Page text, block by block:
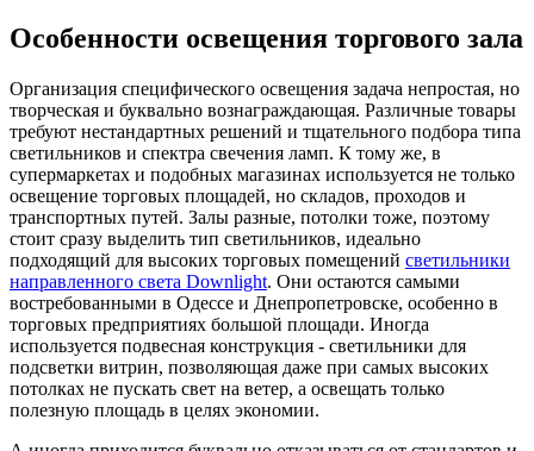
Особенности освещения торгового зала
Организация специфического освещения задача непростая, но
творческая и буквально вознаграждающая. Различные товары
требуют нестандартных решений и тщательного подбора типа
светильников и спектра свечения ламп. К тому же, в
супермаркетах и подобных магазинах используется не только
освещение торговых площадей, но складов, проходов и
транспортных путей. Залы разные, потолки тоже, поэтому
стоит сразу выделить тип светильников, идеально
подходящий для высоких торговых помещений светильники
направленного света Downlight. Они остаются самыми
востребованными в Одессе и Днепропетровске, особенно в
торговых предприятиях большой площади. Иногда
используется подвесная конструкция - светильники для
подсветки витрин, позволяющая даже при самых высоких
потолках не пускать свет на ветер, а освещать только
полезную площадь в целях экономии.